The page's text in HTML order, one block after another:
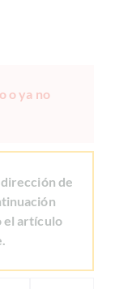
o ya no
de
el artículo